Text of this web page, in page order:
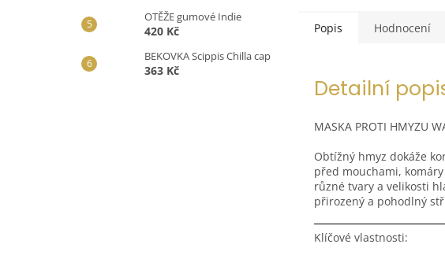
OTĚŽE gumové Indie
420 Kč
BEKOVKA Scippis Chilla cap
363 Kč
Popis Hodnocení
Detailní
MASKA PROTI HMYZU
Obtížný hmyz dokáže
před mouchami,
různé tvary a velikosti
přirozený a pohodlný
Klíčové vlastnosti: